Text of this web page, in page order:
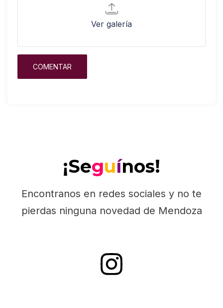
Ver galería
¡Seguínos!
Encontranos en redes sociales y no te
pierdas ninguna novedad de Mendoza